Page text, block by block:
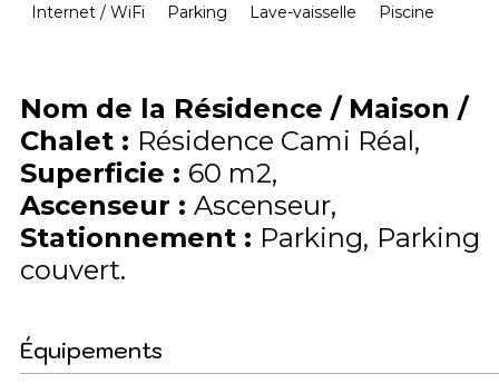
Internet / WiFi Parking Lave-vaisselle Piscine
Nom de la Résidence / Maison /
Chalet : Résidence Cami Réal
Superficie : 60 m2
Ascenseur : Ascenseur
Stationnement : Parking Parking
couvert
Équipements